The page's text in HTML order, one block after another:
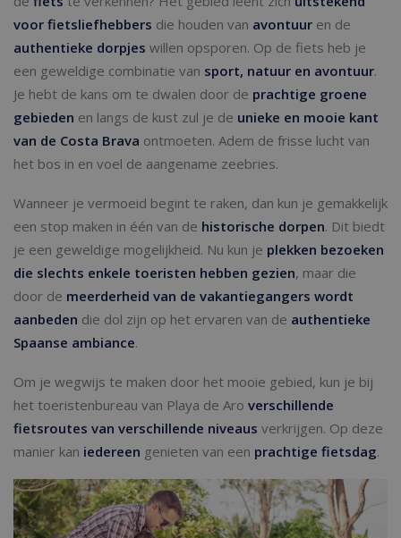
voor fietsliefhebbers die houden van avontuur en de
authentieke dorpjes willen opsporen. Op de fiets heb je
een geweldige combinatie van sport, natuur en avontuur.
Je hebt de kans om te dwalen door de prachtige groene
gebieden en langs de kust zul je de unieke en mooie kant
van de Costa Brava ontmoeten. Adem de frisse lucht van
het bos in en voel de aangename zeebries.
Wanneer je vermoeid begint te raken, dan kun je gemakkelijk
een stop maken in één van de historische dorpen. Dit biedt
je een geweldige mogelijkheid. Nu kun je plekken bezoeken
die slechts enkele toeristen hebben gezien, maar die
door de meerderheid van de vakantiegangers wordt
aanbeden die dol zijn op het ervaren van de authentieke
Spaanse ambiance.
Om je wegwijs te maken door het mooie gebied, kun je bij
het toeristenbureau van Playa de Aro verschillende
fietsroutes van verschillende niveaus verkrijgen. Op deze
manier kan iedereen genieten van een prachtige fietsdag.